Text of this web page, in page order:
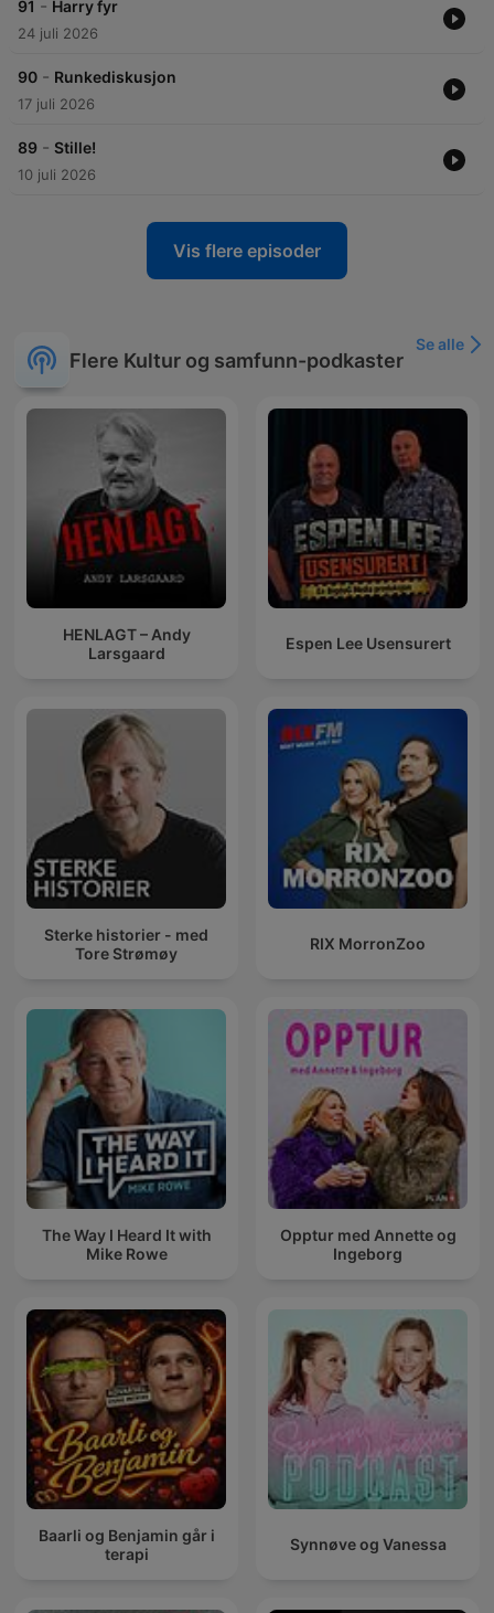
91 - Harry fyr
24 juli 2026
90 - Runkediskusjon
17 juli 2026
89 - Stille!
10 juli 2026
Vis flere episoder
Flere Kultur og samfunn-podkaster
Se alle
HENLAGT – Andy
Larsgaard
Espen Lee Usensurert
Sterke historier - med
Tore Strømøy
RIX MorronZoo
The Way I Heard It with
Mike Rowe
Opptur med Annette og
Ingeborg
Baarli og Benjamin går i
terapi
Synnøve og Vanessa